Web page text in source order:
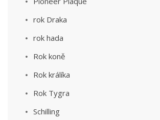
rok Draka
rok hada
Rok koně
Rok králíka
Rok Tygra
Schilling